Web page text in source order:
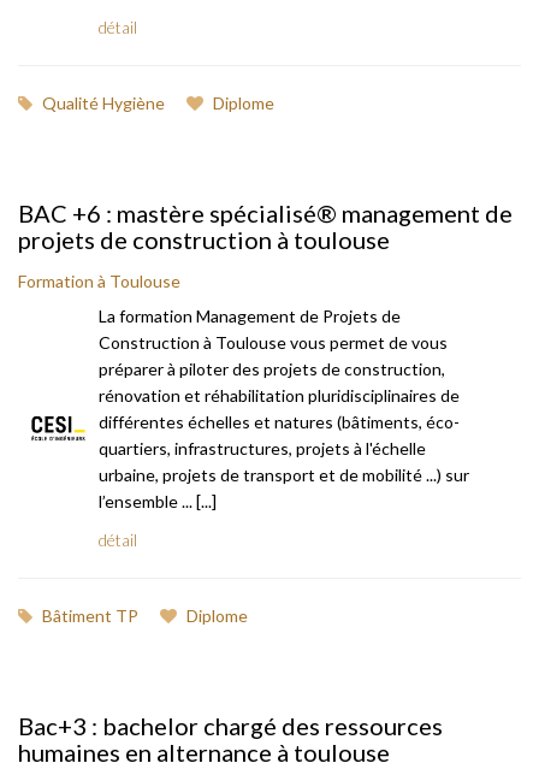
détail
Qualité Hygiène Diplome
BAC +6 : mastère spécialisé® management de
projets de construction à toulouse
Formation à Toulouse
La formation Management de Projets de
Construction à Toulouse vous permet de vous
préparer à piloter des projets de construction,
rénovation et réhabilitation pluridisciplinaires de
différentes échelles et natures (bâtiments, éco-
quartiers, infrastructures, projets à l'échelle
urbaine, projets de transport et de mobilité ...) sur
l’ensemble ... [...]
détail
Bâtiment TP Diplome
Bac+3 : bachelor chargé des ressources
humaines en alternance à toulouse